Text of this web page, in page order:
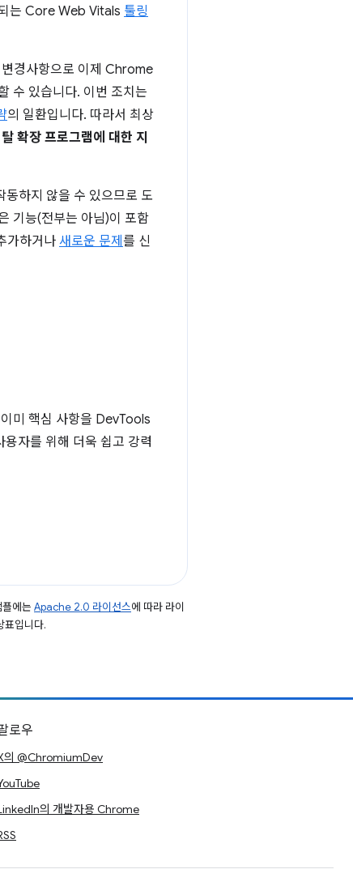
는 Core Web Vitals 툴링
경사항으로 이제 Chrome
수 있습니다. 이번 조치는
의 일환입니다. 따라서 최상
확장 프로그램에 대한 지
하지 않을 수 있으므로 도
기능(전부는 아님)이 포함
가하거나새로운 문제 를 신
미 핵심 사항을 DevTools
자를 위해 더욱 쉽고 강력
에는 Apache 2.0 라이선스에 따라 라이
입니다.
로우
의 @ChromiumDev
의 개발자용 Chrome